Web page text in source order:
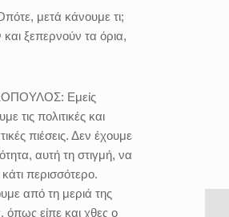
μετά κάνουμε τι;
και ξεπερνούν τα όρια,
Εμείς
τις πολιτικές και
πιέσεις. Δεν έχουμε
αυτή τη στιγμή, να
περισσότερο.
από τη μεριά της
όπως είπε και χθες ο